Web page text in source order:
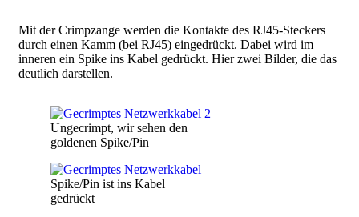
Mit der Crimpzange werden die Kontakte des RJ45-Steckers
durch einen Kamm (bei RJ45) eingedrückt. Dabei wird im
inneren ein Spike ins Kabel gedrückt. Hier zwei Bilder, die das
deutlich darstellen.
Bild
Ungecrimpt, wir sehen den
goldenen Spike/Pin
Bild
Spike/Pin ist ins Kabel
gedrückt